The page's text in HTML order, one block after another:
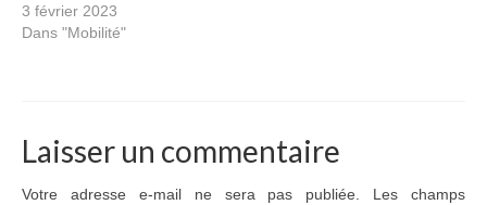
3 février 2023
Dans "Mobilité"
Laisser un commentaire
Votre adresse e-mail ne sera pas publiée.
Les champs